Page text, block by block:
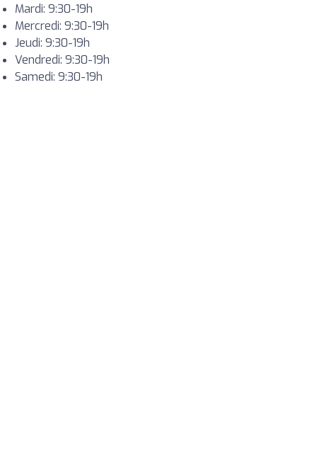
Mardi: 9:30-19h
Mercredi: 9:30-19h
Jeudi: 9:30-19h
Vendredi: 9:30-19h
Samedi: 9:30-19h